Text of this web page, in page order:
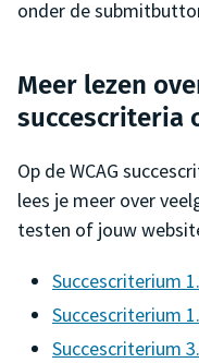
onder de
Meer lezen
succescriteria
Op de WCAG
lees je meer over
testen of jouw
Succescriterium
Succescriterium
Succescriterium